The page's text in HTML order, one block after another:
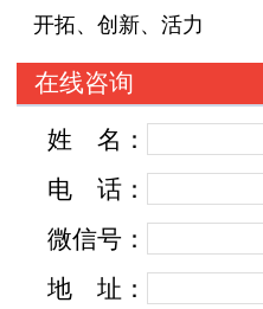
台，年生产能力超过600
最舒适的童鞋品牌。 品
的耀眼新星。
开拓、创新、活力
在线咨询
姓
名：
电
话：
微信号：
地
址：